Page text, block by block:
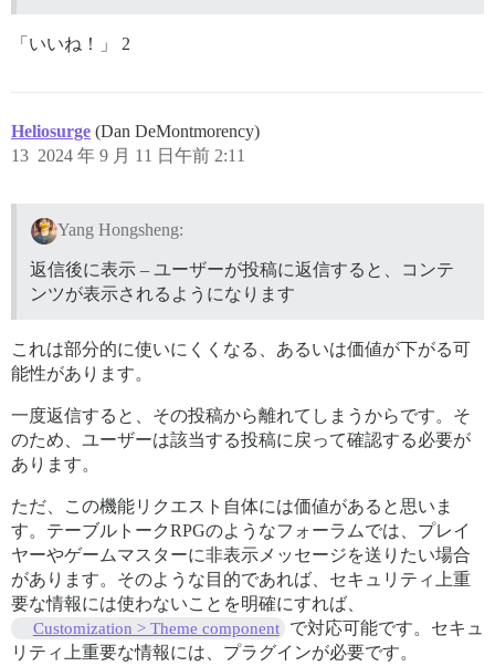
「いいね！」 2
Heliosurge (Dan DeMontmorency)
2024 年 9 月 11 日午前 2:11
13
Yang Hongsheng:
返信後に表示 – ユーザーが投稿に返信すると、コンテ
ンツが表示されるようになります
これは部分的に使いにくくなる、あるいは価値が下がる可
能性があります。
一度返信すると、その投稿から離れてしまうからです。そ
のため、ユーザーは該当する投稿に戻って確認する必要が
あります。
ただ、この機能リクエスト自体には価値があると思いま
す。テーブルトークRPGのようなフォーラムでは、プレイ
ヤーやゲームマスターに非表示メッセージを送りたい場合
があります。そのような目的であれば、セキュリティ上重
要な情報には使わないことを明確にすれば、
Customization > Theme component
で対応可能です。セキュ
リティ上重要な情報には、プラグインが必要です。